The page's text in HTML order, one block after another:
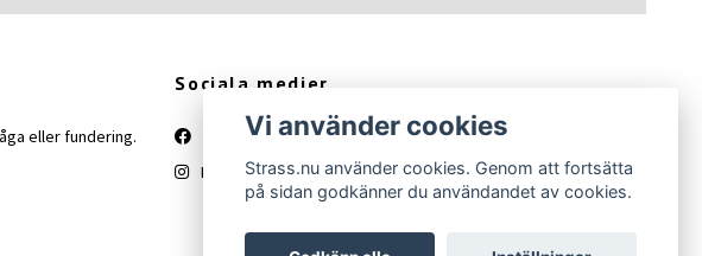
eller fundering.
Sociala medier
Facebook
Instagram
Vi använder cookies
Strass.nu använder cookies. Genom att fortsätta
på sidan godkänner du användandet av cookies.